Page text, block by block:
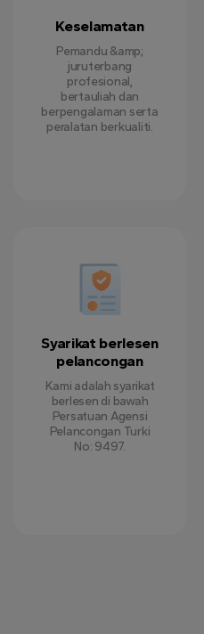
Keselamatan
Pemandu &amp;
juruterbang
profesional,
bertauliah dan
berpengalaman serta
peralatan berkualiti.
Syarikat berlesen
pelancongan
Kami adalah syarikat
berlesen di bawah
Persatuan Agensi
Pelancongan Turki
No: 9497.